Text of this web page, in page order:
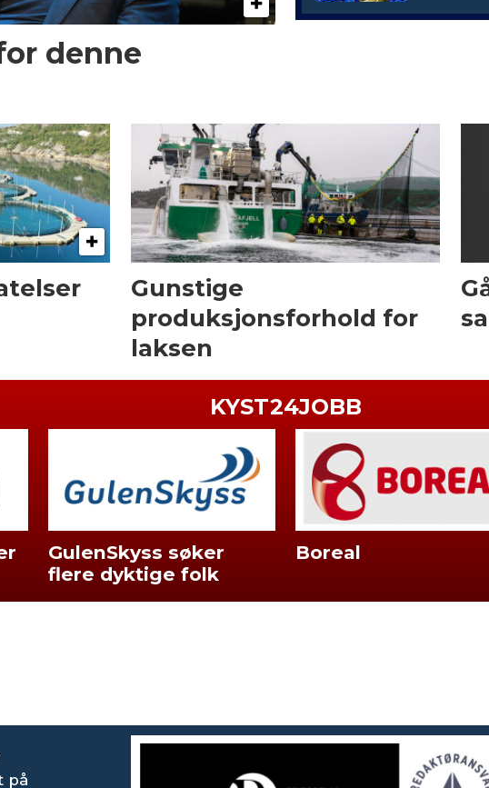
denne
Gunstige
produksjonsforhold for
laksen
KYST24JOBB
GulenSkyss søker
flere dyktige folk
Boreal
på